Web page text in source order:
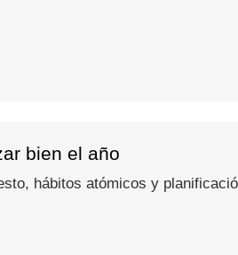
bien el año
hábitos atómicos y